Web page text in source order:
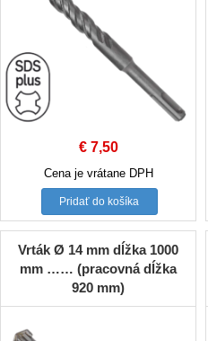
€7,50
Cena je vrátane DPH
Pridať do košíka
Vrták Ø 14 mm dĺžka 1000
mm …… (pracovná dĺžka
920 mm)